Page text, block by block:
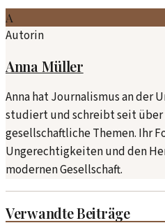
A
Autorin
Anna Müller
Anna hat Journalismus an der
studiert und schreibt seit über
gesellschaftliche Themen. Ihr
Ungerechtigkeiten und den
modernen Gesellschaft.
Verwandte Beiträge